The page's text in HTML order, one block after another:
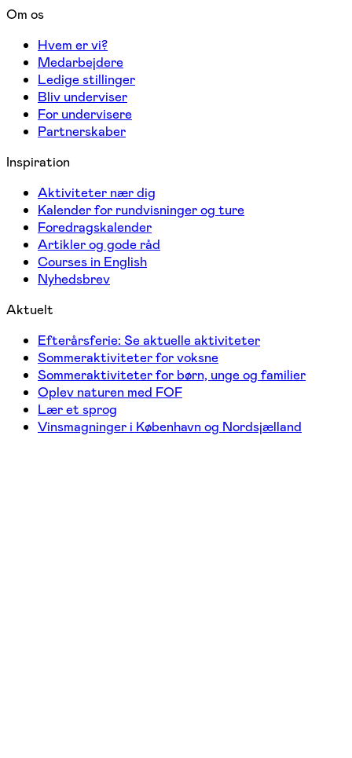
Om os
Hvem er vi?
Medarbejdere
Ledige stillinger
Bliv underviser
For undervisere
Partnerskaber
Inspiration
Aktiviteter nær dig
Kalender for rundvisninger og ture
Foredragskalender
Artikler og gode råd
Courses in English
Nyhedsbrev
Aktuelt
Efterårsferie: Se aktuelle aktiviteter
Sommeraktiviteter for voksne
Sommeraktiviteter for børn, unge og familier
Oplev naturen med FOF
Lær et sprog
Vinsmagninger i København og Nordsjælland